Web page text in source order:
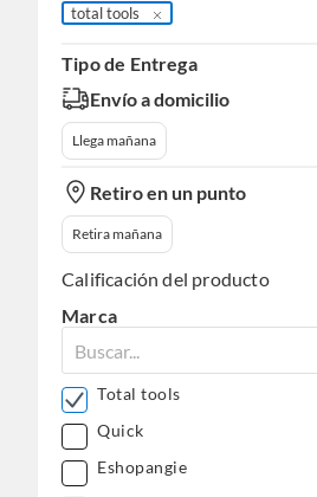
total tools
Tipo de Entrega
Envío a domicilio
Llega mañana
Retiro en un punto
Retira mañana
Calificación del producto
Marca
Total tools
Quick
Eshopangie